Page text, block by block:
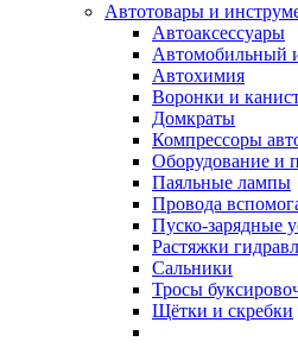
Автотовары и
Автоаксессуары
Автомобильный
Автохимия
Воронки и
Домкраты
Компрессоры
Оборудование и
Паяльные лампы
Провода
Пуско-зарядные
Растяжки
Сальники
Тросы
Щётки и скребки